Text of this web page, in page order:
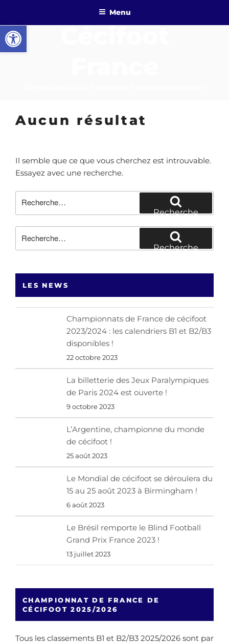
contenu
principal
Menu
Aucun résultat
Il semble que ce que vous cherchez est introuvable.
Essayez avec une recherche.
pour
Recherche
pour
Recherche
LES NEWS
Championnats de France de cécifoot
2023/2024 : les calendriers B1 et B2/B3
disponibles !
22 octobre 2023
La billetterie des Jeux Paralympiques
de Paris 2024 est ouverte !
9 octobre 2023
L’Argentine, championne du monde
de cécifoot !
25 août 2023
Le Mondial de cécifoot se déroulera du
15 au 25 août 2023 à Birmingham !
6 août 2023
Le Brésil remporte le Blind Football
Grand Prix France 2023 !
13 juillet 2023
CHAMPIONNAT DE FRANCE DE
CÉCIFOOT 2025/2026
Tous les classements B1 et B2/B3 2025/2026 sont par
Ouvrir la barre d’outils